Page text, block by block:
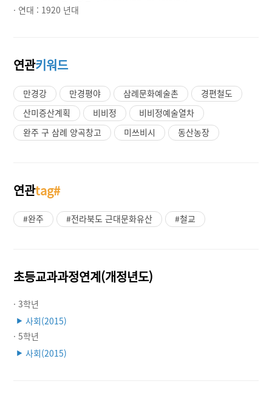
· 연대 : 1920 년대
연관키워드
만경강 만경평야 삼례문화예술촌
경편철도
산미증산계획
비비정
비비정예술열차
완주 구 삼례 양곡창고
미쓰비시 동산농장
연관tag#
#완주 #전라북도 근대문화유산 #철교
초등교과과정연계(개정년도)
· 3학년
▶ 사회(2015)
· 5학년
▶ 사회(2015)